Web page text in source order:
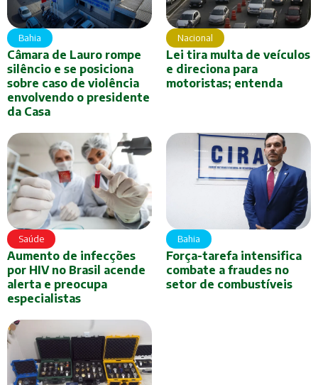
Bahia
Câmara de Lauro rompe
silêncio e se posiciona
sobre caso de violência
envolvendo o presidente
da Casa
Nacional
Lei tira multa de veículos
e direciona para
motoristas; entenda
Saúde
Aumento de infecções
por HIV no Brasil acende
alerta e preocupa
especialistas
Bahia
Força-tarefa intensifica
combate a fraudes no
setor de combustíveis